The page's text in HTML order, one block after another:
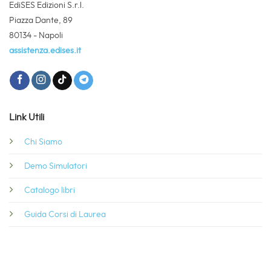
EdiSES Edizioni S.r.l.
Piazza Dante, 89
80134 - Napoli
assistenza.edises.it
Link Utili
Chi Siamo
Demo Simulatori
Catalogo libri
Guida Corsi di Laurea